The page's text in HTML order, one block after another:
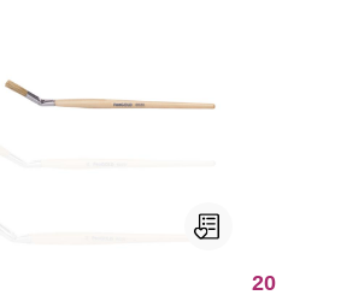
Penseel Gebogen 6020